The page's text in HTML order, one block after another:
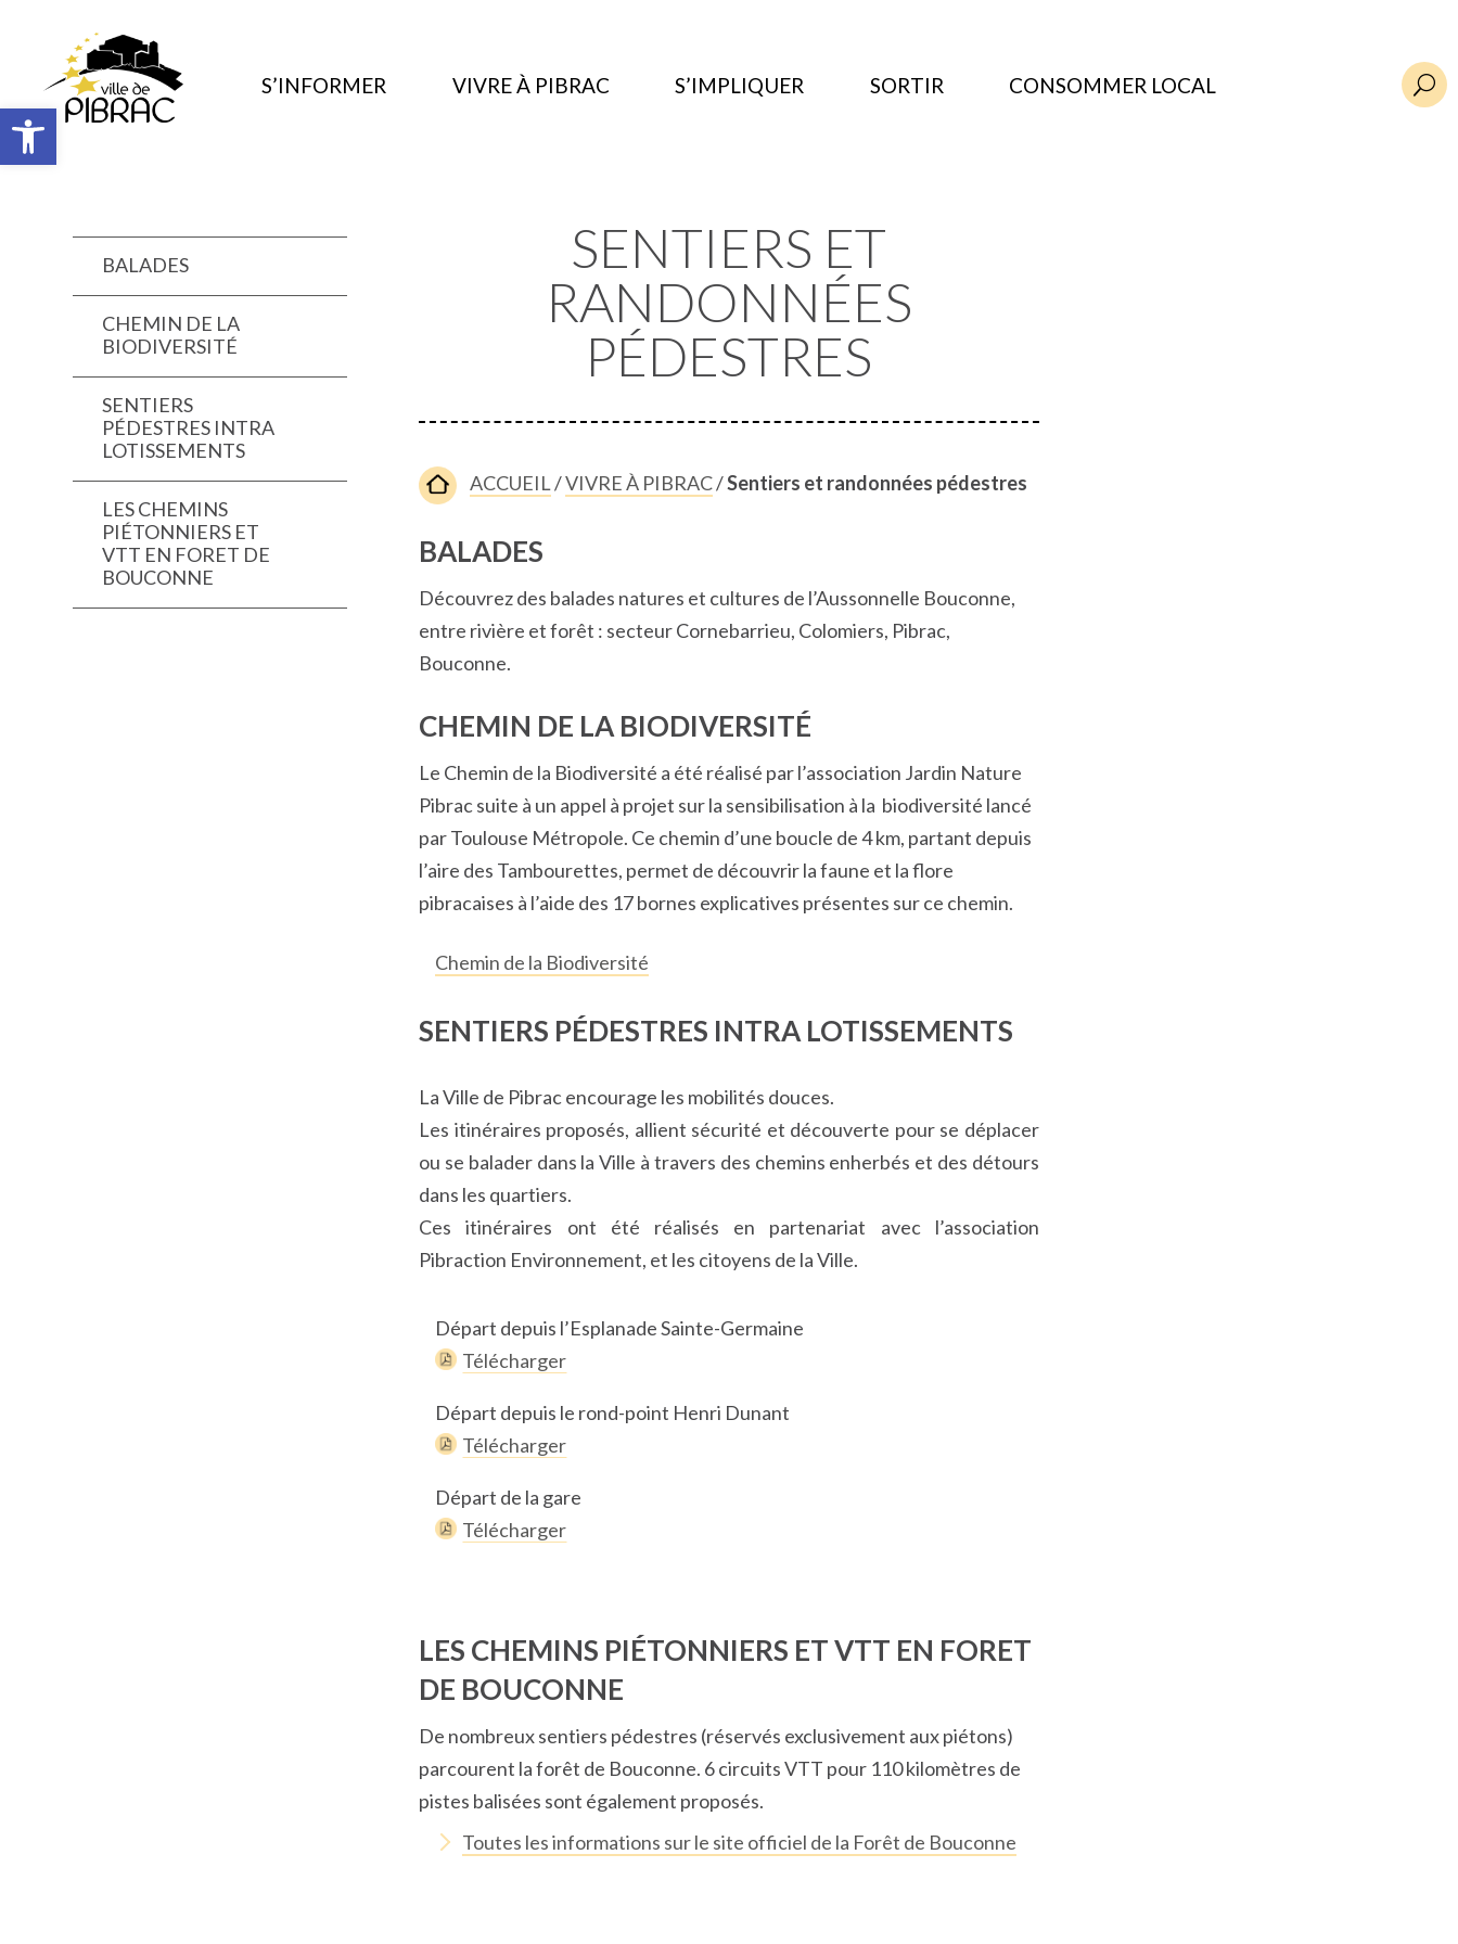
Ouvrir la barre d’outils
S’INFORMER VIVRE À PIBRAC S’IMPLIQUER SORTIR CONSOMMER LOCAL U
BALADES
CHEMIN DE LA
BIODIVERSITÉ
SENTIERS
PÉDESTRES INTRA
LOTISSEMENTS
LES CHEMINS
PIÉTONNIERS ET
VTT EN FORET DE
BOUCONNE
SENTIERS ET
RANDONNÉES
PÉDESTRES
ACCUEIL/VIVRE À PIBRAC/Sentiers et randonnées pédestres
BALADES
Découvrez des balades natures et cultures de l’Aussonnelle Bouconne,
entre rivière et forêt : secteur Cornebarrieu, Colomiers, Pibrac,
Bouconne.
CHEMIN DE LA BIODIVERSITÉ
Le Chemin de la Biodiversité a été réalisé par l’association Jardin Nature
Pibrac suite à un appel à projet sur la sensibilisation à la biodiversité lancé
par Toulouse Métropole. Ce chemin d’une boucle de 4 km, partant depuis
l’aire des Tambourettes, permet de découvrir la faune et la flore
pibracaises à l’aide des 17 bornes explicatives présentes sur ce chemin.
Chemin de la Biodiversité
SENTIERS PÉDESTRES INTRA LOTISSEMENTS
La Ville de Pibrac encourage les mobilités douces.
Les itinéraires proposés, allient sécurité et découverte pour se déplacer
ou se balader dans la Ville à travers des chemins enherbés et des détours
dans les quartiers.
Ces itinéraires ont été réalisés en partenariat avec l’association
Pibraction Environnement, et les citoyens de la Ville.
Départ depuis l’Esplanade Sainte-Germaine
Télécharger
Départ depuis le rond-point Henri Dunant
Télécharger
Départ de la gare
Télécharger
LES CHEMINS PIÉTONNIERS ET VTT EN FORET
DE BOUCONNE
De nombreux sentiers pédestres (réservés exclusivement aux piétons)
parcourent la forêt de Bouconne. 6 circuits VTT pour 110 kilomètres de
pistes balisées sont également proposés.
Toutes les informations sur le site officiel de la Forêt de Bouconne